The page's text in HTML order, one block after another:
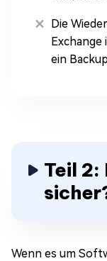
Die
Exchange
ein
Teil 2:
Wenn es um